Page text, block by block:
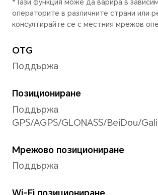
Режим на
Мулти-видео,
Супер Макро,
Документ,